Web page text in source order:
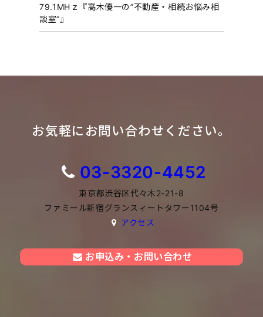
79.1MHｚ『高木優一の”不動産・相続お悩み相
談室”』
お気軽にお問い合わせください。
03-3320-4452
東京都渋谷区代々木2-21-8
ファミール新宿グランスィートタワー1104号
アクセス
お申込み・お問い合わせ